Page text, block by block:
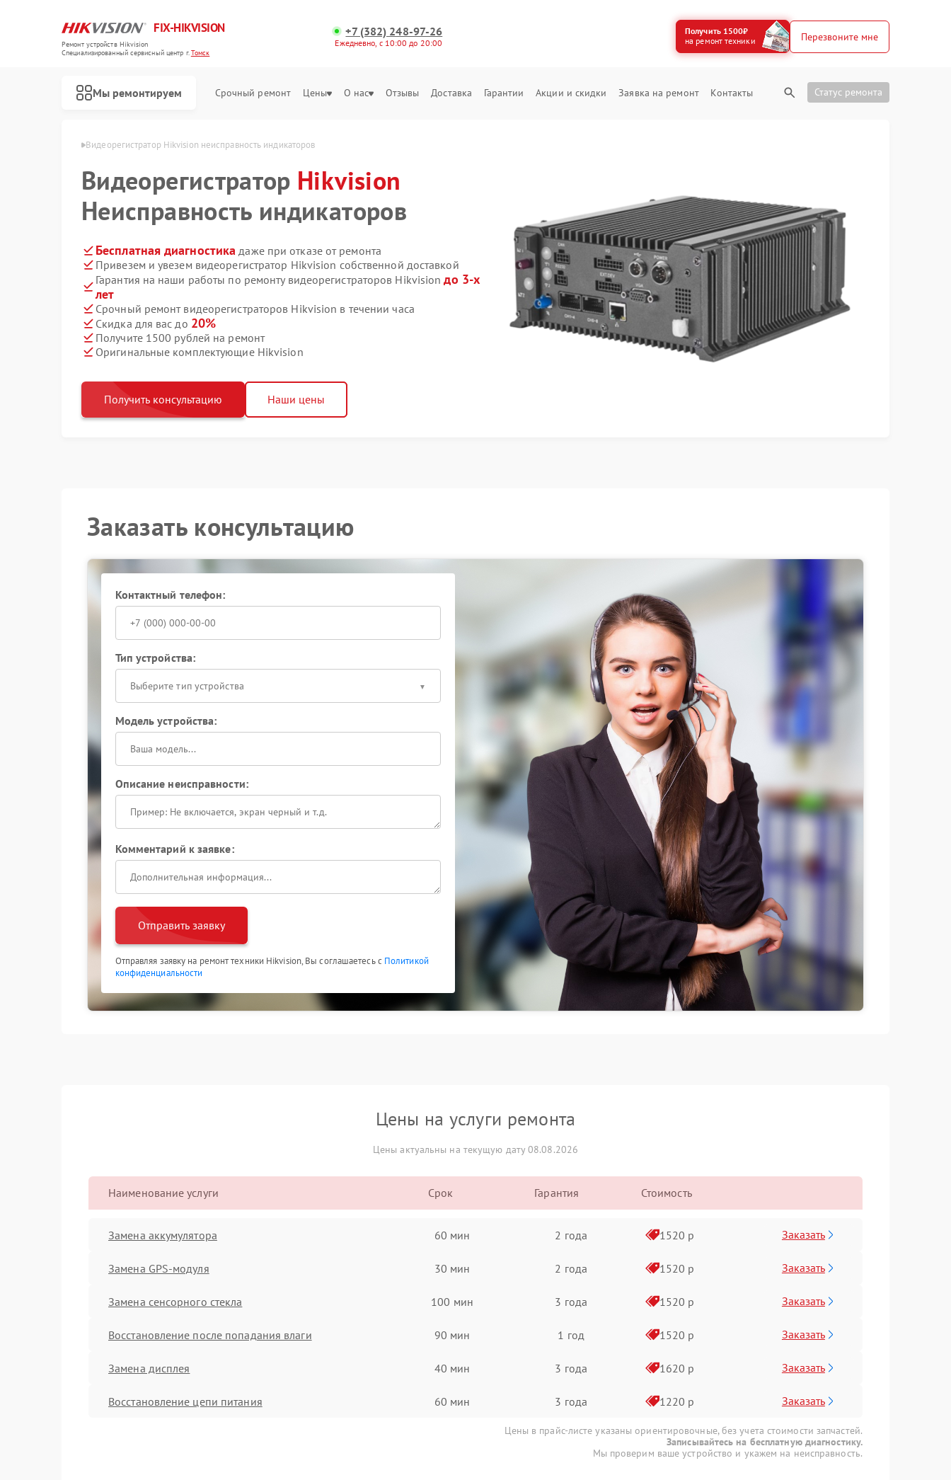
FIX-HIKVISION
Ремонт устройств Hikvision
Специализированный cервисный центр г.Томск
+7 (382) 248-97-26
Ежедневно, с 10:00 до 20:00
Получить 1500₽
на ремонт техники
Перезвоните мне
Мы ремонтируем Срочный ремонт Цены О нас Отзывы Доставка Гарантии Акции и скидки Заявка на ремонт Контакты Статус ремонта
Hikvision в Томске Видеорегистратор Hikvision неисправность индикаторов
Видеорегистратор Hikvision
Неисправность индикаторов
Бесплатная диагностика даже при отказе от ремонта
Привезем и увезем видеорегистратор Hikvision собственной доставкой
Гарантия на наши работы по ремонту видеорегистраторов Hikvisionдо 3-х
лет
Срочный ремонт видеорегистраторов Hikvision в течении часа
Скидка для вас до 20%
Получите 1500 рублей на ремонт
Оригинальные комплектующие Hikvision
Получить консультацию Наши цены
Заказать консультацию
Контактный телефон:
Тип устройства:
Выберите тип устройства
Модель устройства:
Описание неисправности:
Комментарий к заявке:
Отправить заявку
Отправляя заявку на ремонт техники Hikvision, Вы соглашаетесь с Политикой
конфиденциальности
Цены на услуги ремонта
Цены актуальны на текущую дату 08.08.2026
Наименование услуги Срок Гарантия Стоимость
Замена аккумулятора 60 мин 2 года 1520 р Заказать
Замена GPS-модуля 30 мин 2 года 1520 р Заказать
Замена сенсорного стекла 100 мин 3 года 1520 р Заказать
Восстановление после попадания влаги 90 мин 1 год 1520 р Заказать
Замена дисплея 40 мин 3 года 1620 р Заказать
Восстановление цепи питания 60 мин 3 года 1220 р Заказать
Цены в прайс-листе указаны ориентировочные, без учета стоимости запчастей.
Записывайтесь на бесплатную диагностику.
Мы проверим ваше устройство и укажем на неисправность.